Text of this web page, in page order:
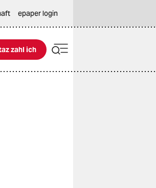
epaper login
ich
zahl ich